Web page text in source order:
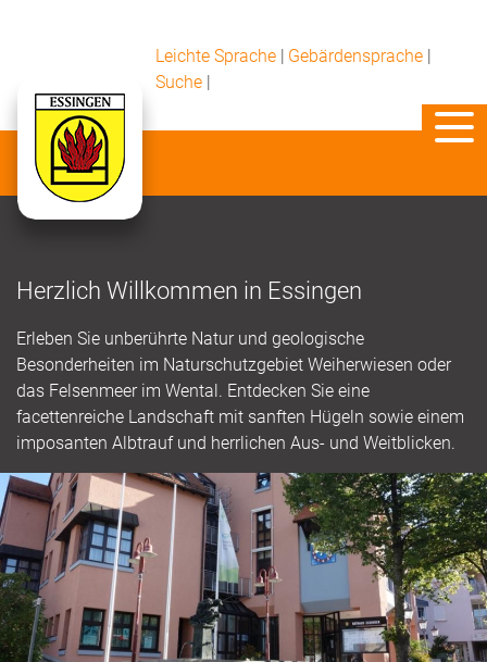
Leichte Sprache | Gebärdensprache |
Suche |
Herzlich Willkommen in Essingen
Erleben Sie unberührte Natur und geologische
Besonderheiten im Naturschutzgebiet Weiherwiesen oder
das Felsenmeer im Wental. Entdecken Sie eine
facettenreiche Landschaft mit sanften Hügeln sowie einem
imposanten Albtrauf und herrlichen Aus- und Weitblicken.